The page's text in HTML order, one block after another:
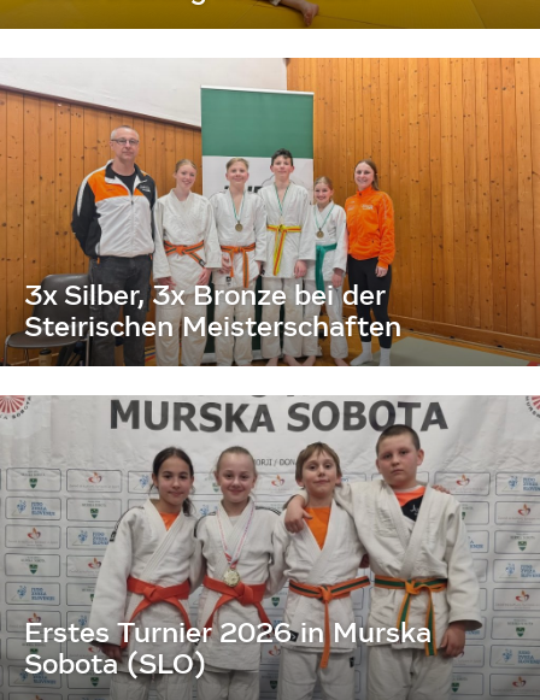
3x Silber, 3x Bronze bei der
Steirischen Meisterschaften
Erstes Turnier 2026 in Murska
Sobota (SLO)